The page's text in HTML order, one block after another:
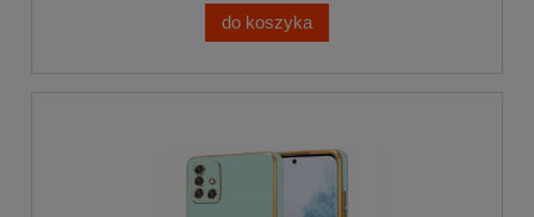
do koszyka